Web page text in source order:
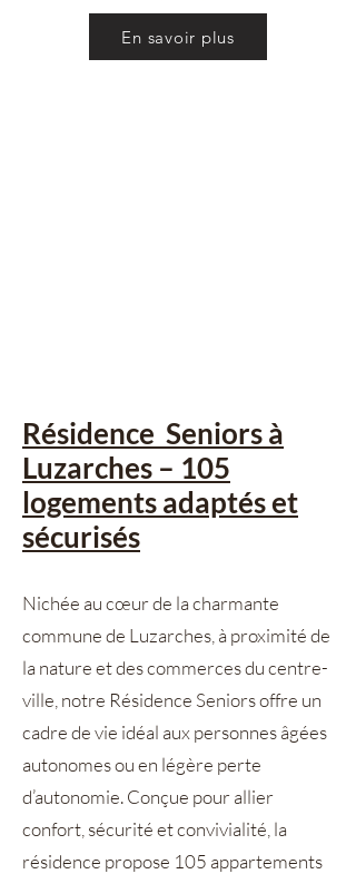
En savoir plus
Résidence Seniors à
Luzarches – 105
logements adaptés et
sécurisés
Nichée au cœur de la charmante
commune de Luzarches, à proximité de
la nature et des commerces du centre-
ville, notre Résidence Seniors offre un
cadre de vie idéal aux personnes âgées
autonomes ou en légère perte
d’autonomie. Conçue pour allier
confort, sécurité et convivialité, la
résidence propose 105 appartements